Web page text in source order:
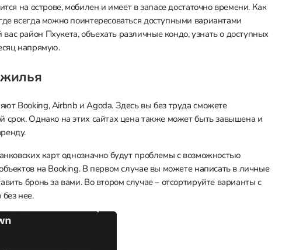
на острове, мобилен и имеет в запасе достаточно времени. Как
всегда можно поинтересоваться доступными вариантами
район Пхукета, объехать различные кондо, узнать о доступных
напрямую.
Booking, Airbnb и Agoda. Здесь вы без труда сможете
Однако на этих сайтах цена также может быть завышена и
карт однозначно будут проблемы с возможностью
на Booking. В первом случае вы можете написать в личные
бронь за вами. Во втором случае – отсортируйте варианты с
нее.